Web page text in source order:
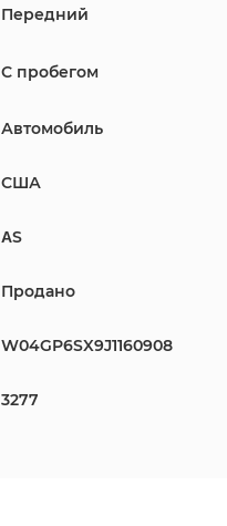
Передний
С пробегом
Автомобиль
США
ΑS
Продано
W04GP6SX9J1160908
3277